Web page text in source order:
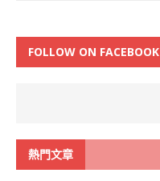
FOLLOW ON FACEBOOK
熱門文章